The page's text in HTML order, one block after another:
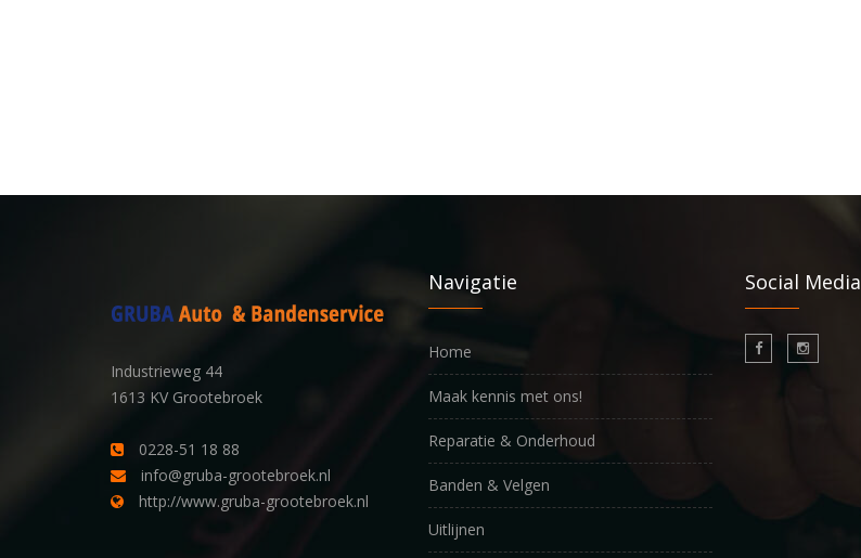
Industrieweg 44
1613 KV Grootebroek
0228-51 18 88
info@gruba-grootebroek.nl
http://www.gruba-grootebroek.nl
Navigatie
Home
Maak kennis met ons!
Reparatie & Onderhoud
Banden & Velgen
Uitlijnen
Social Media